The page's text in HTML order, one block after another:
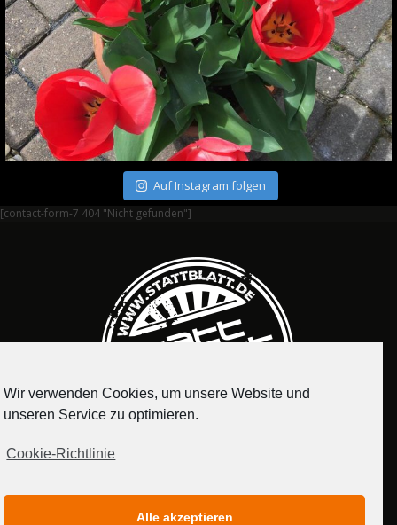
Auf Instagram folgen
[contact-form-7 404 "Nicht gefunden"]
MEDIADATEN
Wir verwenden Cookies, um unsere Website und
unseren Service zu optimieren.
Cookie-Richtlinie
Alle akzeptieren